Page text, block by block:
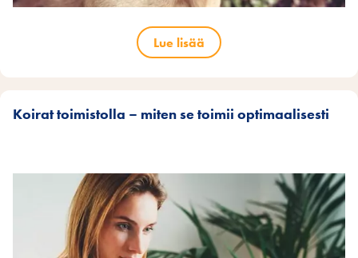
Lue lisää
Koirat toimistolla – miten se toimii optimaalisesti